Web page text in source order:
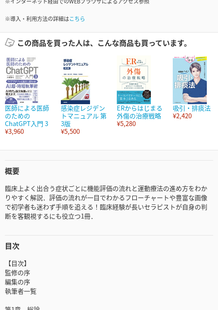
※導入・利用方法の詳細はこちら
この商品を買った人は、こんな商品も買っています。
医師による医師
のための
ChatGPT入門 3
¥3,960
感染症レジデン
トマニュアル 第
3版
¥5,500
ERからはじまる
外傷の治療戦略
¥5,280
吸引・排痰法
¥2,420
概要
臨床上よく出合う症状ごとに機能評価の流れと運動療法の進め方をわか
りやすく解説．評価の流れが一目でわかるフローチャートや豊富な画像
で初学者も迷わず手順を追える！臨床経験が長いセラピストが自身の判
断を客観視するにも役立つ1冊．
目次
【目次】
監修の序
編集の序
執筆者一覧